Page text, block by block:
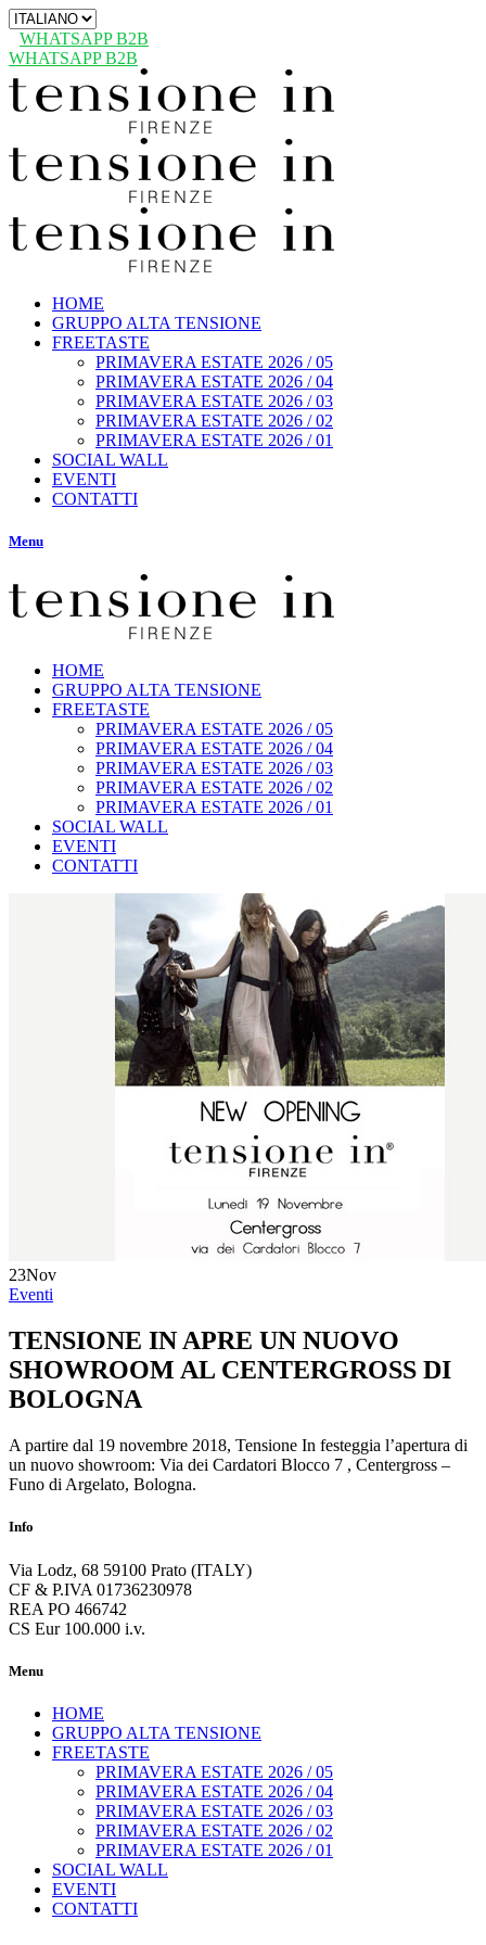
Scegli
una
lingua
WHATSAPP B2B
WHATSAPP B2B
HOME
GRUPPO ALTA TENSIONE
FREETASTE
PRIMAVERA ESTATE 2026 / 05
PRIMAVERA ESTATE 2026 / 04
PRIMAVERA ESTATE 2026 / 03
PRIMAVERA ESTATE 2026 / 02
PRIMAVERA ESTATE 2026 / 01
SOCIAL WALL
EVENTI
CONTATTI
Menu
HOME
GRUPPO ALTA TENSIONE
FREETASTE
PRIMAVERA ESTATE 2026 / 05
PRIMAVERA ESTATE 2026 / 04
PRIMAVERA ESTATE 2026 / 03
PRIMAVERA ESTATE 2026 / 02
PRIMAVERA ESTATE 2026 / 01
SOCIAL WALL
EVENTI
CONTATTI
23Nov
Eventi
TENSIONE IN APRE UN NUOVO
SHOWROOM AL CENTERGROSS DI
BOLOGNA
A partire dal 19 novembre 2018, Tensione In festeggia l’apertura di
un nuovo showroom: Via dei Cardatori Blocco 7 , Centergross –
Funo di Argelato, Bologna.
Info
Via Lodz, 68 59100 Prato (ITALY)
CF & P.IVA 01736230978
REA PO 466742
CS Eur 100.000 i.v.
Menu
HOME
GRUPPO ALTA TENSIONE
FREETASTE
PRIMAVERA ESTATE 2026 / 05
PRIMAVERA ESTATE 2026 / 04
PRIMAVERA ESTATE 2026 / 03
PRIMAVERA ESTATE 2026 / 02
PRIMAVERA ESTATE 2026 / 01
SOCIAL WALL
EVENTI
CONTATTI